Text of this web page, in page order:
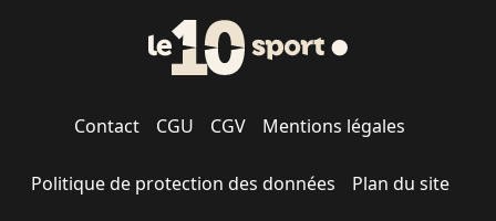
Contact CGU CGV Mentions légales
Politique de protection des données Plan du site